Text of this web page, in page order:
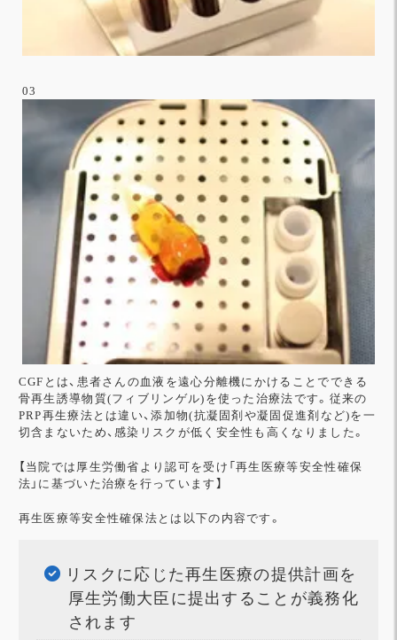
03
CGFとは、患者さんの血液を遠心分離機にかけることでできる
骨再生誘導物質(フィブリンゲル)を使った治療法です。従来の
PRP再生療法とは違い、添加物(抗凝固剤や凝固促進剤など)を一
切含まないため、感染リスクが低く安全性も高くなりました。
【当院では厚生労働省より認可を受け「再生医療等安全性確保
法」に基づいた治療を行っています】
再生医療等安全性確保法とは以下の内容です。
リスクに応じた再生医療の提供計画を
厚生労働大臣に提出することが義務化
されます